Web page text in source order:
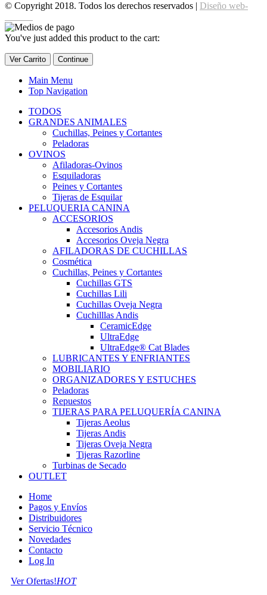
© Copyright 2018. Todos los derechos reservados | Diseño web-
You've just added this product to the cart:
Ver Carrito Continue
Main Menu
Top Navigation
TODOS
GRANDES ANIMALES
Cuchillas, Peines y Cortantes
Peladoras
OVINOS
Afiladoras-Ovinos
Esquiladoras
Peines y Cortantes
Tijeras de Esquilar
PELUQUERIA CANINA
ACCESORIOS
Accesorios Andis
Accesorios Oveja Negra
AFILADORAS DE CUCHILLAS
Cosmética
Cuchillas, Peines y Cortantes
Cuchillas GTS
Cuchillas Lili
Cuchillas Oveja Negra
Cuchilllas Andis
CeramicEdge
UltraEdge
UltraEdge® Cat Blades
LUBRICANTES Y ENFRIANTES
MOBILIARIO
ORGANIZADORES Y ESTUCHES
Peladoras
Repuestos
TIJERAS PARA PELUQUERÍA CANINA
Tijeras Aeolus
Tijeras Andis
Tijeras Oveja Negra
Tijeras Razorline
Turbinas de Secado
OUTLET
Home
Pagos y Envíos
Distribuidores
Servicio Técnico
Novedades
Contacto
Log In
Ver Ofertas!HOT